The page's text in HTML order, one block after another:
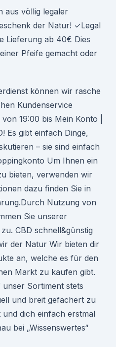
aus völlig legaler
der Natur! ✓Legal
Lieferung ab 40€ Dies
Pfeife gemacht oder
können wir rasche
Kundenservice
19:00 bis Mein Konto |
Es gibt einfach Dinge,
– sie sind einfach
Um Ihnen ein
bieten, verwenden wir
dazu finden Sie in
Nutzung von
Sie unserer
CBD schnell&günstig
der Natur Wir bieten dir
an, welche es für den
Markt zu kaufen gibt.
Sortiment stets
und breit gefächert zu
dich einfach erstmal
bei „Wissenswertes“